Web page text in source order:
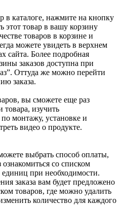
в каталоге, нажмите на кнопку
этот товар в вашу корзину
товаров в корзине и
можете увидеть в верхнем
сайта. Более подробная
заказов доступна при
Оттуда же можно перейти
заказа.
вы сможете еще раз
товара, изучить
монтажу, установке и
видео о продукте.
выбрать способ оплаты,
со списком
единиц при необходимости.
заказа вам будет предложено
товаров, где можно удалить
количество для каждого